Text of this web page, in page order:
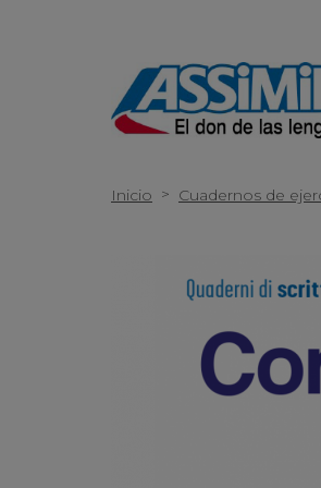
Inicio > Cuadernos de